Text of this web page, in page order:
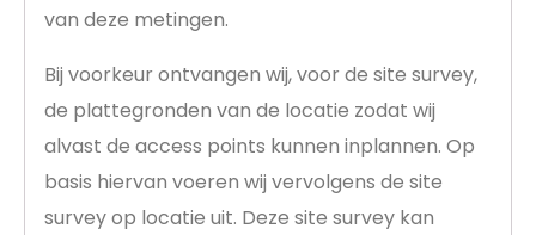
van deze metingen.
Bij voorkeur ontvangen wij, voor de site survey,
de plattegronden van de locatie zodat wij
alvast de access points kunnen inplannen. Op
basis hiervan voeren wij vervolgens de site
survey op locatie uit. Deze site survey kan